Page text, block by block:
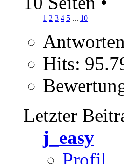
1 2 3 4 5 ... 10
Hits:
Letzter
j_easy
Profil